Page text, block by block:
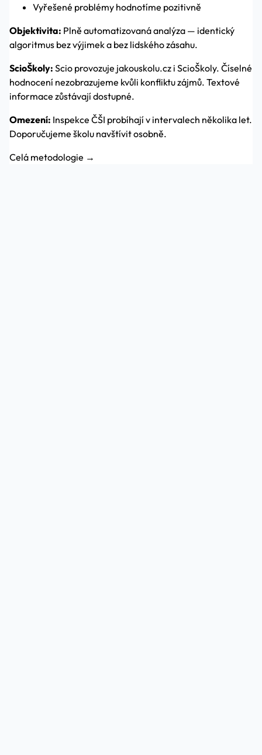
Vyřešené problémy hodnotíme pozitivně
Objektivita: Plně automatizovaná analýza — identický
algoritmus bez výjimek a bez lidského zásahu.
ScioŠkoly: Scio provozuje jakouskolu.cz i ScioŠkoly. Číselné
hodnocení nezobrazujeme kvůli konfliktu zájmů. Textové
informace zůstávají dostupné.
Omezení: Inspekce ČŠI probíhají v intervalech několika let.
Doporučujeme školu navštívit osobně.
Celá metodologie →